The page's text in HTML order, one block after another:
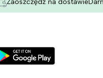
Zaoszczędź na dostawie